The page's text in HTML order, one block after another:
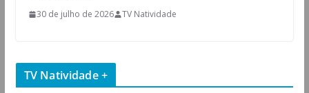
30 de julho de 2026 TV Natividade
TV Natividade +